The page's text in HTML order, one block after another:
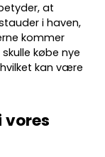
at
i haven,
kommer
købe nye
kan være
vores